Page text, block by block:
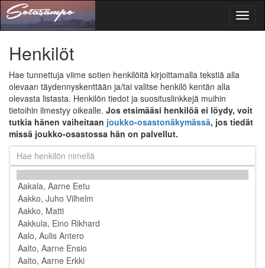
Henkilöt
Hae tunnettuja viime sotien henkilöitä kirjoittamalla tekstiä alla
olevaan täydennyskenttään ja/tai valitse henkilö kentän alla
olevasta listasta. Henkilön tiedot ja suosituslinkkejä muihin
tietoihin ilmestyy oikealle. Jos etsimääsi henkilöä ei löydy, voit
tutkia hänen vaiheitaan joukko-osastonäkymässä, jos tiedät
missä joukko-osastossa hän on palvellut.